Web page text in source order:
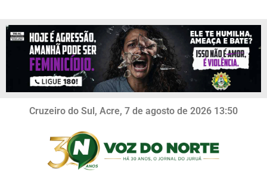
Cruzeiro do Sul, Acre, 7 de agosto de 2026 13:50